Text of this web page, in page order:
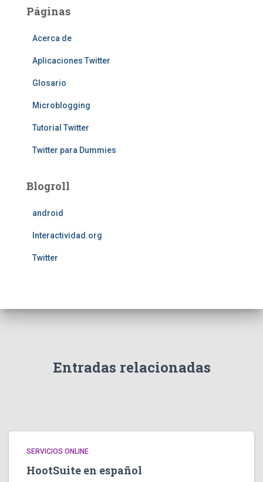
Páginas
Acerca de
Aplicaciones Twitter
Glosario
Microblogging
Tutorial Twitter
Twitter para Dummies
Blogroll
android
Interactividad.org
Twitter
Entradas relacionadas
SERVICIOS ONLINE
HootSuite en español